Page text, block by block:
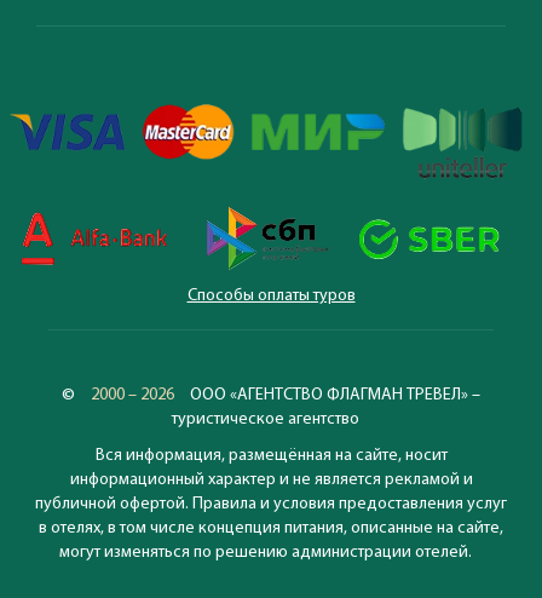
Способы оплаты туров
© 2000 – 2026
ООО «АГЕНТСТВО ФЛАГМАН ТРЕВЕЛ» –
туристическое агентство
Вся информация, размещённая на сайте, носит
информационный характер и не является рекламой и
публичной офертой. Правила и условия предоставления услуг
в отелях, в том числе концепция питания, описанные на сайте,
могут изменяться по решению администрации отелей.